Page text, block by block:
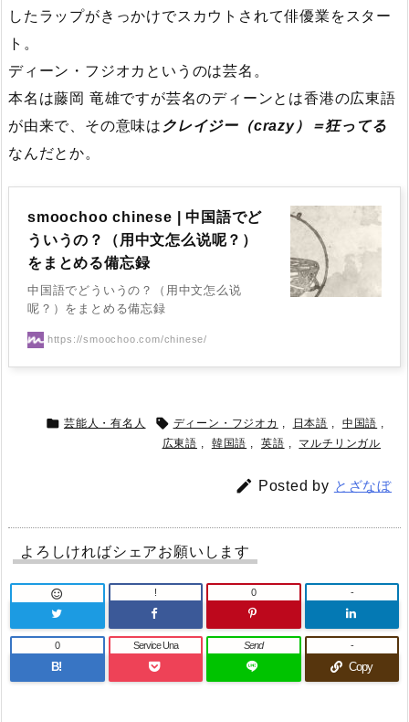
したラップがきっかけでスカウトされて俳優業をスター
ト。
ディーン・フジオカというのは芸名。
本名は藤岡 竜雄ですが芸名のディーンとは香港の広東語
が由来で、その意味は クレイジー（crazy）＝狂ってる
なんだとか。
smoochoo chinese | 中国語でど
ういうの？（用中文怎么说呢？）
をまとめる備忘録
中国語でどういうの？（用中文怎么说
呢？）をまとめる備忘録
https://smoochoo.com/chinese/
 芸能人・有名人  ディーン・フジオカ , 日本語 , 中国語 ,
広東語 , 韓国語 , 英語 , マルチリンガル
 Posted by とざなぼ
よろしければシェアお願いします
 ! 0 -
B!
0 Service Una Send
Copy
-